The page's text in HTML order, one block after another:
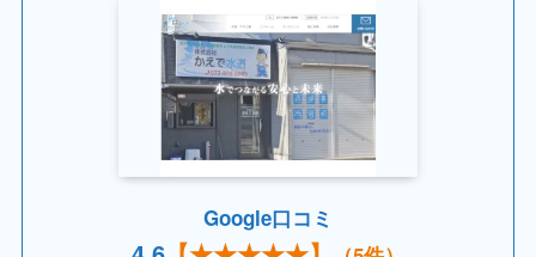
Google口コミ